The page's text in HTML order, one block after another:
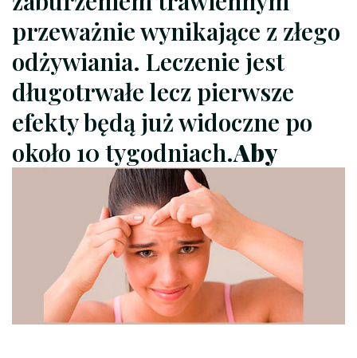
przeważnie wynikające z złego
odżywiania. Leczenie jest
długotrwałe lecz pierwsze
efekty będą już widoczne po
około 10 tygodniach.Aby